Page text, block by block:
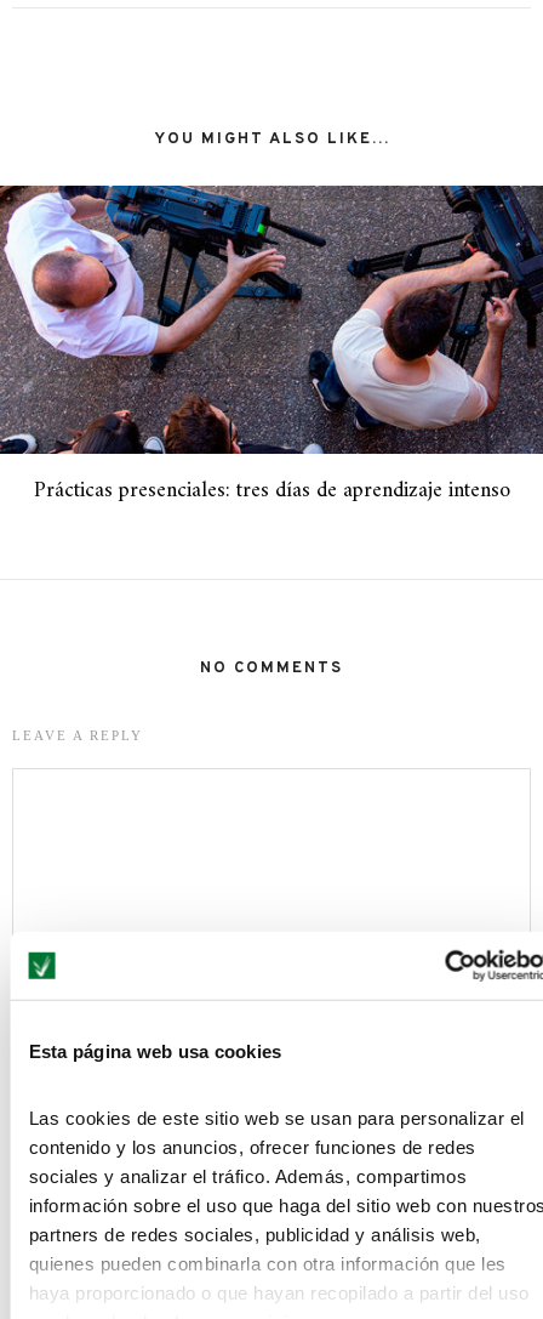
Esta página web usa cookies
Las cookies de este sitio web se usan para personalizar el
contenido y los anuncios, ofrecer funciones de redes
sociales y analizar el tráfico. Además, compartimos
información sobre el uso que haga del sitio web con
partners de redes sociales, publicidad y análisis web,
quienes pueden combinarla con otra información que les
haya proporcionado o que hayan recopilado a partir del uso
YOU MIGHT ALSO LIKE...
Prácticas presenciales: tres días de aprendizaje intenso
NO COMMENTS
LEAVE A REPLY
Save my name, email, and website in this browser for the next
Información básica acerca de cómo protegemos tus datos conforme al
Reglamento General de Protección de Datos (Reglamento UE 2016/679)
y en la Ley Orgánica 3/2018, de 5 de diciembre, de Protección de Datos
Personales y garantía de los derechos digitales
De conformidad con lo establecido en el Reglamento General de
Protección de Datos, te informamos de:
Quien es el responsable del tratamiento:SEAS, Estudios Superiores